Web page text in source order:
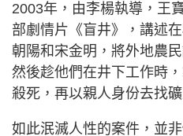
2003年，由李楊執導，王
部劇情片《盲井》，講述
朝陽和宋金明，將外地農
然後趁他們在井下工作時
殺死，再以親人身份去找
如此泯滅人性的案件，並